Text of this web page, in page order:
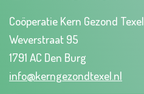
Coöperatie Kern Gezond Texel
Weverstraat 95
1791 AC Den Burg
info@kerngezondtexel.nl